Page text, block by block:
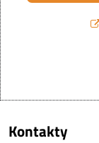
Kontakty